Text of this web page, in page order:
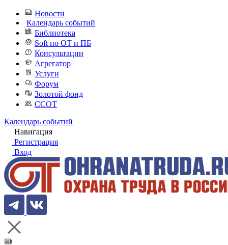
Новости
Календарь событий
Библиотека
Soft по ОТ и ПБ
Консультации
Агрегатор
Услуги
Форум
Золотой фонд
ССОТ
Календарь событий
Навигация
Регистрация
Вход